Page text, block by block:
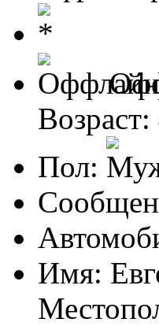
Возраст:
Пол:
Имя: